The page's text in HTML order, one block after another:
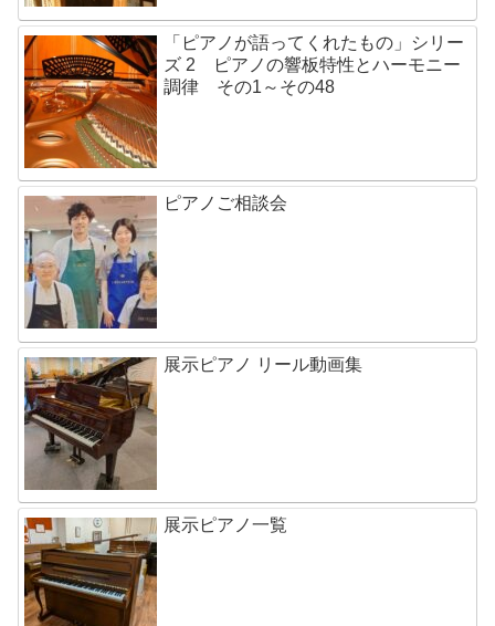
「ピアノが語ってくれたもの」シリー
ズ 2 ピアノの響板特性とハーモニー
調律 その1～その48
ピアノご相談会
展示ピアノ リール動画集
展示ピアノ一覧